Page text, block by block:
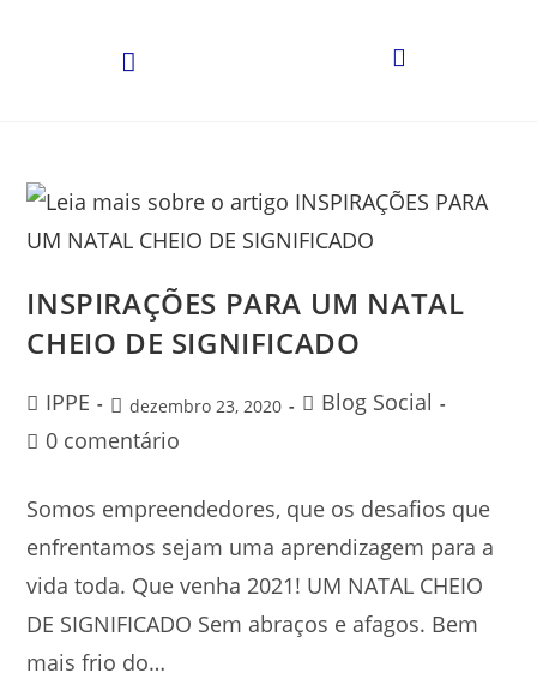
INSPIRAÇÕES PARA UM NATAL
CHEIO DE SIGNIFICADO
IPPE dezembro 23, 2020
Blog Social
0 comentário
Somos empreendedores, que os desafios que
enfrentamos sejam uma aprendizagem para a
vida toda. Que venha 2021! UM NATAL CHEIO
DE SIGNIFICADO Sem abraços e afagos. Bem
mais frio do…